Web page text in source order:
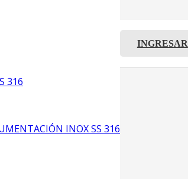
316
INOX SS 316
INGRESAR